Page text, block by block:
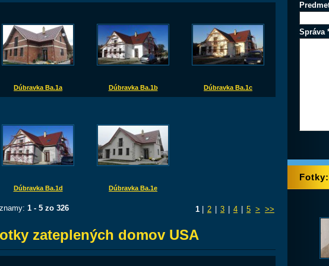
Dúbravka Ba.1a Dúbravka Ba.1b Dúbravka Ba.1c
Dúbravka Ba.1d Dúbravka Ba.1e
1 - 5 zo 326 1 2 3 4 5 > >>
zateplených domov USA
Správa
Fotky: